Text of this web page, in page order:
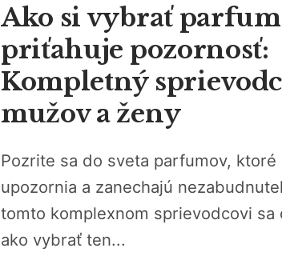
Ako si vybrať
priťahuje pozornosť:
Kompletný
mužov a ženy
Pozrite sa do sveta parfumov, ktoré
upozornia a zanechajú
tomto komplexnom sprievodcovi sa
ako vybrať ten...